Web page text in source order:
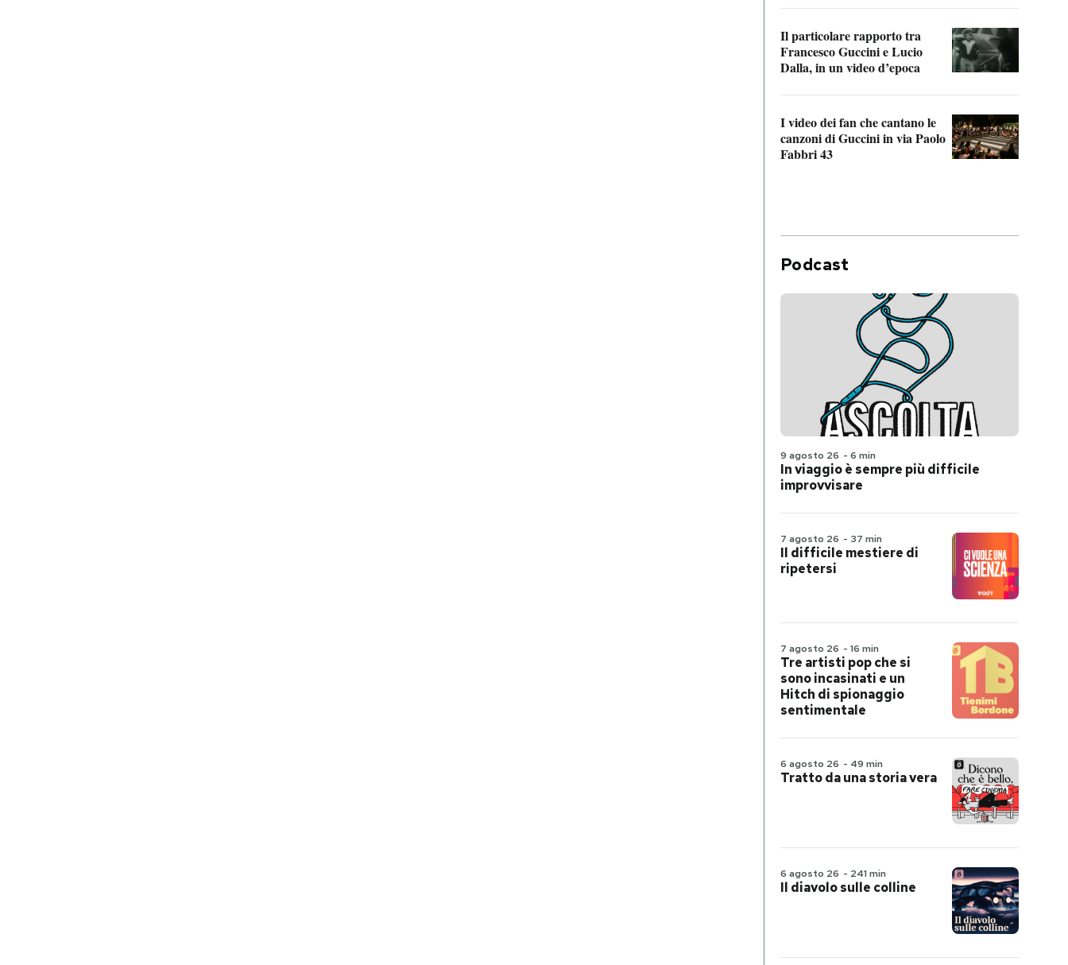
Il particolare rapporto tra
Francesco Guccini e Lucio
Dalla, in un video d’epoca
I video dei fan che cantano le
canzoni di Guccini in via Paolo
Fabbri 43
Podcast
9 agosto 26 - 6 min
In viaggio è sempre più difficile
improvvisare
7 agosto 26 - 37 min
Il difficile mestiere di
ripetersi
7 agosto 26 - 16 min
Tre artisti pop che si
sono incasinati e un
Hitch di spionaggio
sentimentale
6 agosto 26 - 49 min
Tratto da una storia vera
6 agosto 26 - 241 min
Il diavolo sulle colline